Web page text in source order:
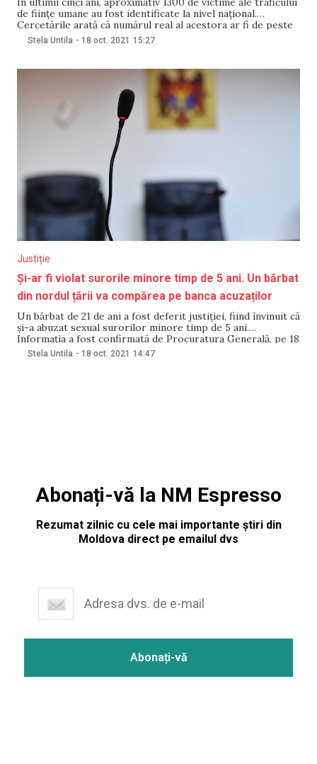
de ființe umane au fost identificate la nivel național.
Cercetările arată că numărul real al acestora ar fi de peste
20 de ori mai mare. Copiii reprezintă 30% din victimele
identificate, cei mai mulți dintre ei au fost exploatați prin
Stela Untila - 18 oct. 2021 15:27
Justiție
Și-ar fi violat surorile minore timp de 5 ani. Un bărbat
din nordul țării va compărea pe banca acuzaților
Un bărbat de 21 de ani a fost deferit justiției, fiind învinuit că
și-a abuzat sexual surorilor minore timp de 5 ani.
Informația a fost confirmată de Procuratura Generală, pe 18
octombrie. Potrivit reprezentanților Procuraturii, pe 8
Stela Untila - 18 oct. 2021 14:47
Abonați-vă la NM Espresso
Rezumat zilnic cu cele mai importante știri din
Moldova direct pe emailul dvs